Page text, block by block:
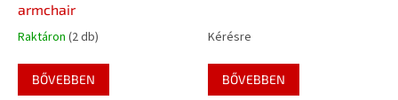
armchair
Raktáron (2 db)
BŐVEBBEN
Kérésre
BŐVEBBEN